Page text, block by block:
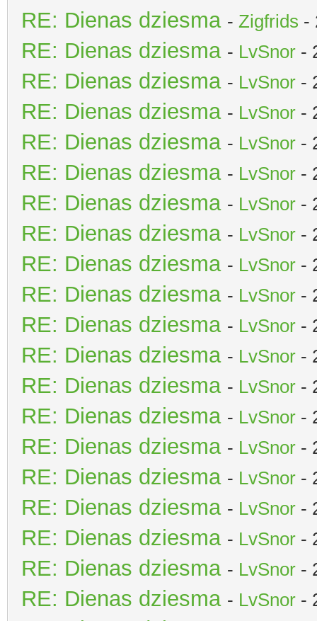
RE: Dienas dziesma - Zigfrids -
RE: Dienas dziesma - LvSnor -
RE: Dienas dziesma - LvSnor -
RE: Dienas dziesma - LvSnor -
RE: Dienas dziesma - LvSnor -
RE: Dienas dziesma - LvSnor -
RE: Dienas dziesma - LvSnor -
RE: Dienas dziesma - LvSnor -
RE: Dienas dziesma - LvSnor -
RE: Dienas dziesma - LvSnor -
RE: Dienas dziesma - LvSnor -
RE: Dienas dziesma - LvSnor -
RE: Dienas dziesma - LvSnor -
RE: Dienas dziesma - LvSnor -
RE: Dienas dziesma - LvSnor -
RE: Dienas dziesma - LvSnor -
RE: Dienas dziesma - LvSnor -
RE: Dienas dziesma - LvSnor -
RE: Dienas dziesma - LvSnor -
RE: Dienas dziesma - LvSnor -